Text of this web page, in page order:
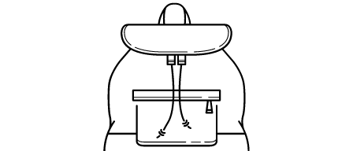
Meld je aan/Aanmaken
0
Mijn winkelwagen
Stylish, Safe & Certified!